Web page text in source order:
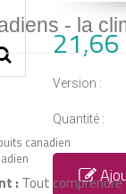
- la
canadien
: Tout
Version :
Quantité :